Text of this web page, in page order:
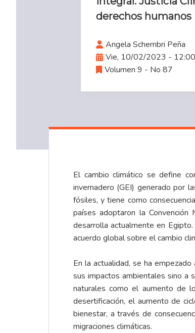
derechos humanos
Angela Schembri Peña
Vie, 10/02/2023 - 12:00
Volumen 9 - No 87
El cambio climático se define
invernadero (GEI) generado por
fósiles, y tiene como
países adoptaron la
desarrolla actualmente en
acuerdo global sobre el cambio
En la actualidad, se ha
sus impactos ambientales sino a
naturales como el aumento de
desertificación, el aumento de
bienestar, a través de
migraciones climáticas.